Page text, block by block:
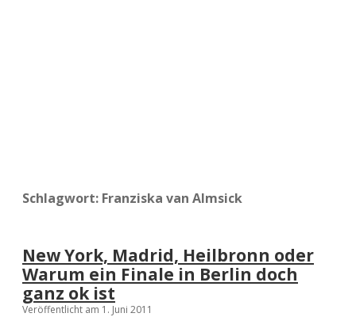
Schlagwort: Franziska van Almsick
New York, Madrid, Heilbronn oder
Warum ein Finale in Berlin doch
ganz ok ist
Veröffentlicht am 1. Juni 2011